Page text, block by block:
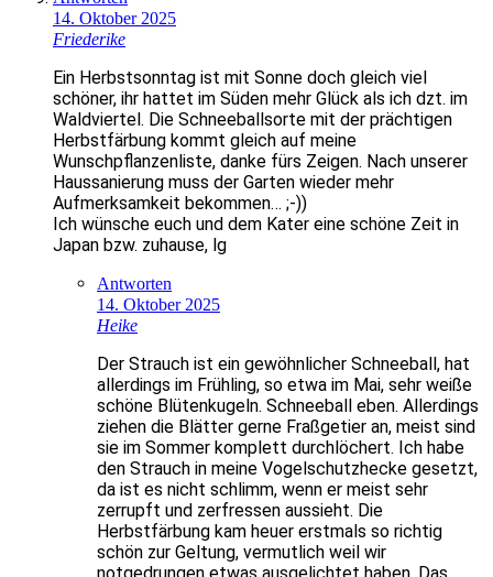
14. Oktober 2025
Friederike
Ein Herbstsonntag ist mit Sonne doch gleich viel
schöner, ihr hattet im Süden mehr Glück als ich dzt. im
Waldviertel. Die Schneeballsorte mit der prächtigen
Herbstfärbung kommt gleich auf meine
Wunschpflanzenliste, danke fürs Zeigen. Nach unserer
Haussanierung muss der Garten wieder mehr
Aufmerksamkeit bekommen… ;-))
Ich wünsche euch und dem Kater eine schöne Zeit in
Japan bzw. zuhause, lg
Antworten
14. Oktober 2025
Heike
Der Strauch ist ein gewöhnlicher Schneeball, hat
allerdings im Frühling, so etwa im Mai, sehr weiße
schöne Blütenkugeln. Schneeball eben. Allerdings
ziehen die Blätter gerne Fraßgetier an, meist sind
sie im Sommer komplett durchlöchert. Ich habe
den Strauch in meine Vogelschutzhecke gesetzt,
da ist es nicht schlimm, wenn er meist sehr
zerrupft und zerfressen aussieht. Die
Herbstfärbung kam heuer erstmals so richtig
schön zur Geltung, vermutlich weil wir